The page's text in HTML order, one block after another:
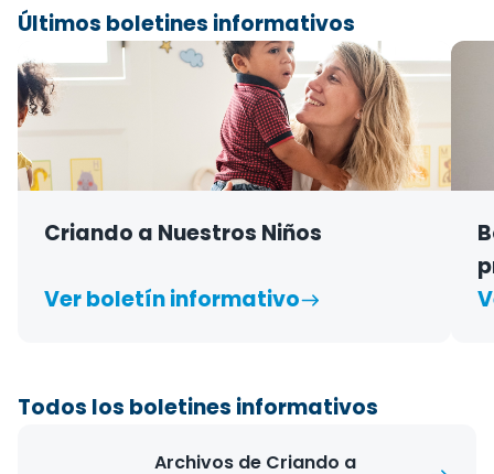
Últimos boletines informativos
Criando a Nuestros Niños
Ver boletín informativo
Todos los boletines informativos
Archivos de Criando a